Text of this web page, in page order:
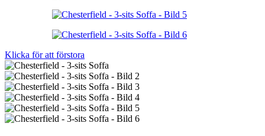
Klicka för att förstora